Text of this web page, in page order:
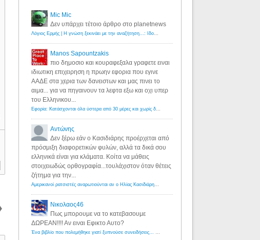
Mic Mic
Δεν υπάρχει τέτοιο άρθρο στο planetnews
Λόγιος Ερμής | Η γνώση ξεκινάει με την αναζήτηση...: Ιδού οι 18 που χρωστούν 11 δις ευρώ!
Manos Sapountzakis
πιο δημοσιο και κουραφεξαλα γραφετε ειναι
ιδιωτικη επιχειρηση η πρωην εφορια που εγινε
ΑΑΔΕ στα χερια των δανειστων και μας πινει το
αιμα... για να πηγαινουν τα λεφτα εξω και οχι υπερ
του Ελληνικου...
Εφορία: Κατάσχονται όλα ύστερα από 30 μέρες και χωρίς δικαστικές αποφάσεις - Λόγιος Ερμής
Αντώνης
Δεν ξέρω εάν ο Κασιδιάρης προέρχεται από
πρόσμιξη διαφορετικών φυλών, αλλά τα δικά σου
ελληνικά είναι για κλάματα. Κοίτα να μάθεις
στοιχειωδώς ορθογραφία...τουλάχιστον όταν θέτεις
ζήτημα για την...
Αμερικανοί ρατσιστές αναρωτιούνται αν ο Ηλίας Κασιδιάρης ανήκει στη λευκή φυλή... - Λόγιος Ερμής
Νικολαος46
Πως μπορουμε να το κατεβασουμε
ΔΩΡΕΑΝ!!!! Αν ειναι Εφικτο Αυτο?
Ένα βιβλίο που πολεμήθηκε γιατί ξυπνούσε συνειδήσεις... - Λόγιος Ερμής | Η γνώση ξεκινάει με την αναζήτηση...